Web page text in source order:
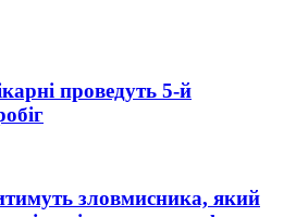
проведуть 5-й
зловмисника, який